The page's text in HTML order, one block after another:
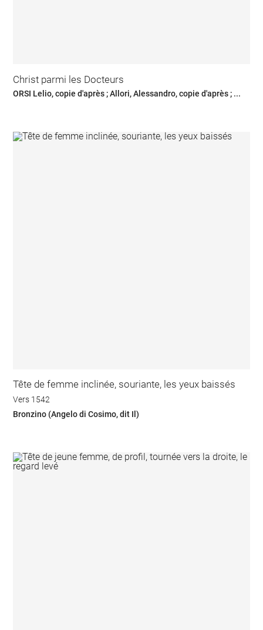
Christ parmi les Docteurs
ORSI Lelio, copie d'après ; Allori, Alessandro, copie d'après ; ...
Tête de femme inclinée, souriante, les yeux baissés
Vers 1542
Bronzino (Angelo di Cosimo, dit Il)